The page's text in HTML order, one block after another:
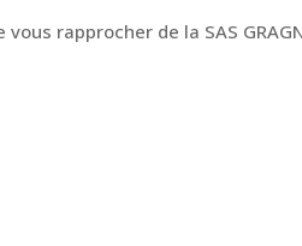
rapprocher de la SAS